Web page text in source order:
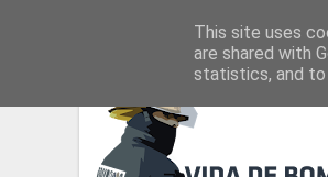
This site uses
are shared with
statistics, and to